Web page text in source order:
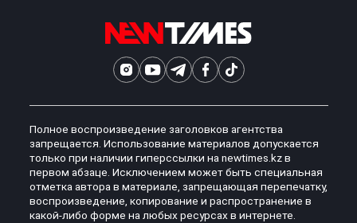
Полное воспроизведение заголовков агентства
запрещается. Использование материалов допускается
только при наличии гиперссылки на newtimes.kz в
первом абзаце. Исключением может быть специальная
отметка автора в материале, запрещающая перепечатку,
воспроизведение, копирование и распространение в
какой-либо форме на любых ресурсах в интернете.